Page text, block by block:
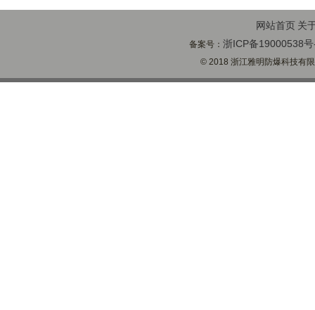
网站首页 关
备案号：浙ICP备19000538
© 2018 浙江雅明防爆科技有